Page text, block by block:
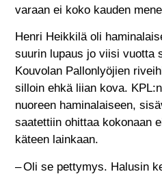
varaan ei koko kauden
Henri Heikkilä oli
suurin lupaus jo viisi vuotta
Kouvolan Pallonlyöjien
silloin ehkä liian kova.
nuoreen haminalaiseen,
saatettiin ohittaa kokonaan
käteen lainkaan.
– Oli se pettymys. Halusin